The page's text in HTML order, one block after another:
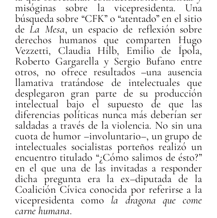
misóginas sobre la vicepresidenta. Una
búsqueda sobre “CFK” o “atentado” en el sitio
deLa Mesa, un espacio de reflexión sobre
derechos humanos que comparten Hugo
Vezzetti, Claudia Hilb, Emilio de Ípola,
Roberto Gargarella y Sergio Bufano entre
otros, no ofrece resultados –una ausencia
llamativa tratándose de intelectuales que
desplegaron gran parte de su producción
intelectual bajo el supuesto de que las
diferencias políticas nunca más deberían ser
saldadas a través de la violencia. No sin una
cuota de humor –involuntario–, un grupo de
intelectuales socialistas porteños realizó un
encuentro titulado “¿Cómo salimos de ésto?”
en el que una de las invitadas a responder
dicha pregunta era la ex–diputada de la
Coalición Cívica conocida por referirse a la
vicepresidenta como la dragona que come
carne humana.